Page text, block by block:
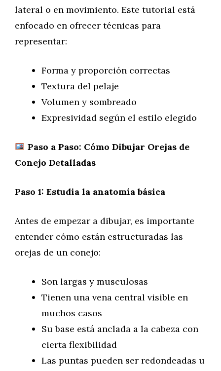
lateral o en movimiento. Este tutorial está
enfocado en ofrecer técnicas para
representar:
Forma y proporción correctas
Textura del pelaje
Volumen y sombreado
Expresividad según el estilo elegido
Paso a Paso: Cómo Dibujar Orejas de
Conejo Detalladas
Paso 1: Estudia la anatomía básica
Antes de empezar a dibujar, es importante
entender cómo están estructuradas las
orejas de un conejo:
Son largas y musculosas
Tienen una vena central visible en
muchos casos
Su base está anclada a la cabeza con
cierta flexibilidad
Las puntas pueden ser redondeadas u